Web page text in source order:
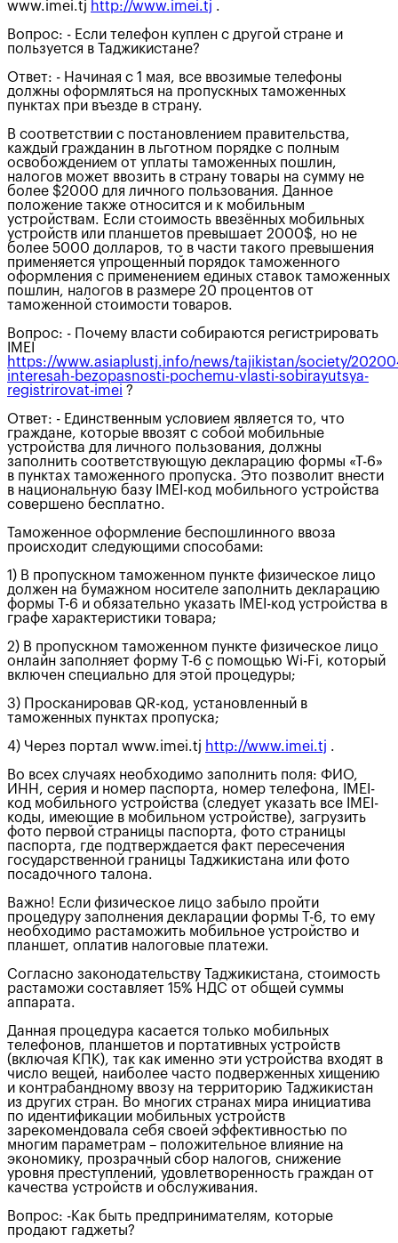
www.imei.tj http://www.imei.tj .
Вопрос: - Если телефон куплен с другой стране и
пользуется в Таджикистане?
Ответ: - Начиная с 1 мая, все ввозимые телефоны
должны оформляться на пропускных таможенных
пунктах при въезде в страну.
В соответствии с постановлением правительства,
каждый гражданин в льготном порядке с полным
освобождением от уплаты таможенных пошлин,
налогов может ввозить в страну товары на сумму не
более $2000 для личного пользования. Данное
положение также относится и к мобильным
устройствам. Если стоимость ввезённых мобильных
устройств или планшетов превышает 2000$, но не
более 5000 долларов, то в части такого превышения
применяется упрощенный порядок таможенного
оформления с применением единых ставок таможенных
пошлин, налогов в размере 20 процентов от
таможенной стоимости товаров.
Вопрос: - Почему власти собираются регистрировать
IMEI
https://www.asiaplustj.info/news/tajikistan/society/
interesah-bezopasnosti-pochemu-vlasti-sobirayutsya-
registrirovat-imei ?
Ответ: - Единственным условием является то, что
граждане, которые ввозят с собой мобильные
устройства для личного пользования, должны
заполнить соответствующую декларацию формы «Т-6»
в пунктах таможенного пропуска. Это позволит внести
в национальную базу IMEI-код мобильного устройства
совершено бесплатно.
Таможенное оформление беспошлинного ввоза
происходит следующими способами:
1) В пропускном таможенном пункте физическое лицо
должен на бумажном носителе заполнить декларацию
формы Т-6 и обязательно указать IMEI-код устройства в
графе характеристики товара;
2) В пропускном таможенном пункте физическое лицо
онлайн заполняет форму Т-6 с помощью Wi-Fi, который
включен специально для этой процедуры;
3) Просканировав QR-код, установленный в
таможенных пунктах пропуска;
4) Через портал www.imei.tj http://www.imei.tj .
Во всех случаях необходимо заполнить поля: ФИО,
ИНН, серия и номер паспорта, номер телефона, IMEI-
код мобильного устройства (следует указать все IMEI-
коды, имеющие в мобильном устройстве), загрузить
фото первой страницы паспорта, фото страницы
паспорта, где подтверждается факт пересечения
государственной границы Таджикистана или фото
посадочного талона.
Важно! Если физическое лицо забыло пройти
процедуру заполнения декларации формы Т-6, то ему
необходимо растаможить мобильное устройство и
планшет, оплатив налоговые платежи.
Согласно законодательству Таджикистана, стоимость
растаможи составляет 15% НДС от общей суммы
аппарата.
Данная процедура касается только мобильных
телефонов, планшетов и портативных устройств
(включая КПК), так как именно эти устройства входят в
число вещей, наиболее часто подверженных хищению
и контрабандному ввозу на территорию Таджикистан
из других стран. Во многих странах мира инициатива
по идентификации мобильных устройств
зарекомендовала себя своей эффективностью по
многим параметрам – положительное влияние на
экономику, прозрачный сбор налогов, снижение
уровня преступлений, удовлетворенность граждан от
качества устройств и обслуживания.
Вопрос: -Как быть предпринимателям, которые
продают гаджеты?